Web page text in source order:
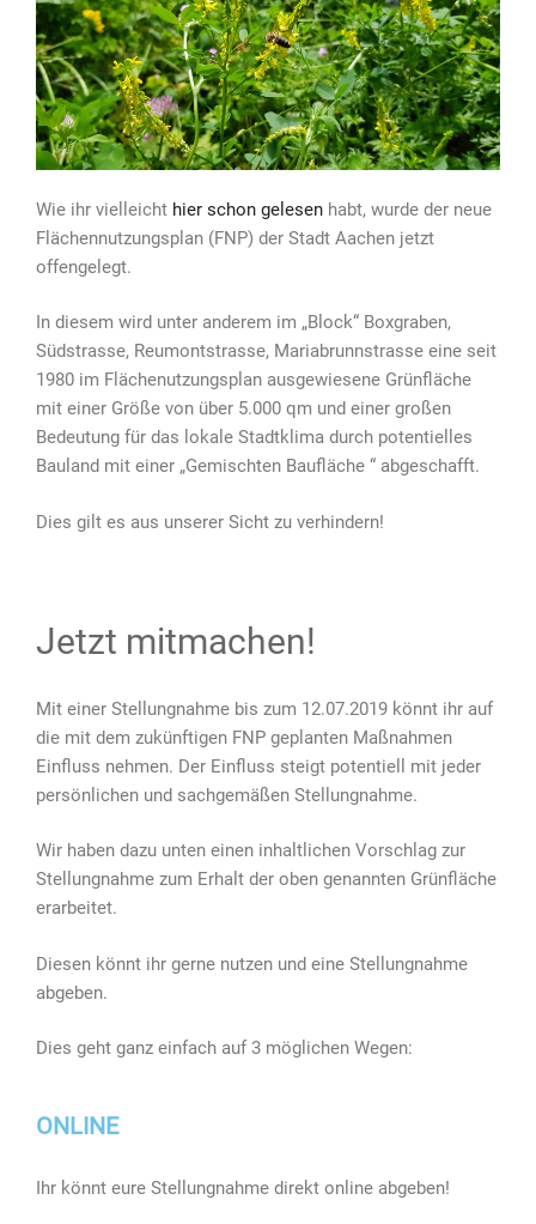
Wie ihr vielleicht hier schon gelesen habt, wurde der neue
Flächennutzungsplan (FNP) der Stadt Aachen jetzt
offengelegt.
In diesem wird unter anderem im „Block“ Boxgraben,
Südstrasse, Reumontstrasse, Mariabrunnstrasse eine seit
1980 im Flächenutzungsplan ausgewiesene Grünfläche
mit einer Größe von über 5.000 qm und einer großen
Bedeutung für das lokale Stadtklima durch potentielles
Bauland mit einer „Gemischten Baufläche “ abgeschafft.
Dies gilt es aus unserer Sicht zu verhindern!
Jetzt mitmachen!
Mit einer Stellungnahme bis zum 12.07.2019 könnt ihr auf
die mit dem zukünftigen FNP geplanten Maßnahmen
Einfluss nehmen. Der Einfluss steigt potentiell mit jeder
persönlichen und sachgemäßen Stellungnahme.
Wir haben dazu unten einen inhaltlichen Vorschlag zur
Stellungnahme zum Erhalt der oben genannten Grünfläche
erarbeitet.
Diesen könnt ihr gerne nutzen und eine Stellungnahme
abgeben.
Dies geht ganz einfach auf 3 möglichen Wegen:
ONLINE
Ihr könnt eure Stellungnahme direkt online abgeben!